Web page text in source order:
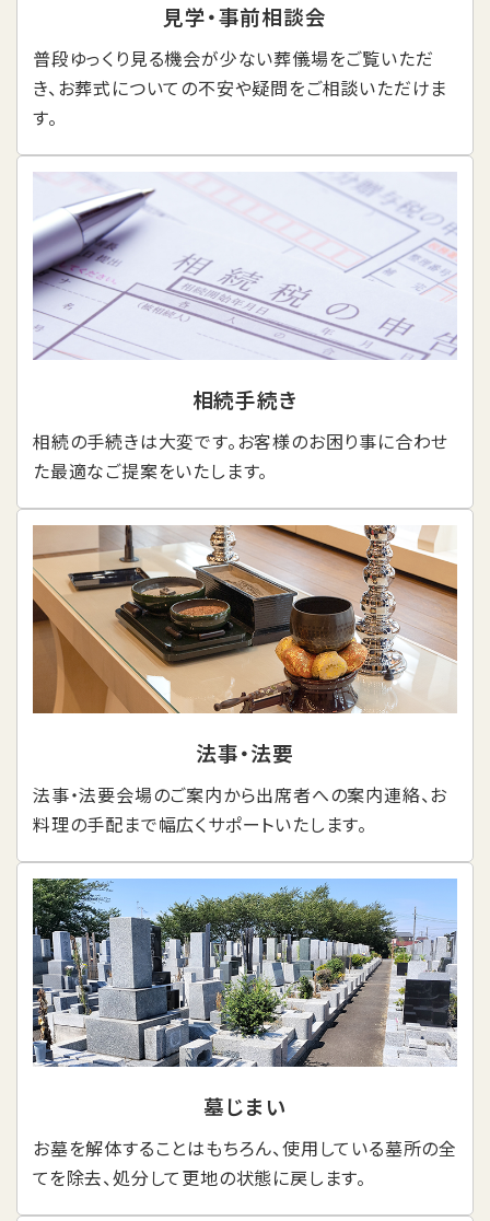
見学・事前相談会
普段ゆっくり見る機会が少ない葬儀場をご覧いただ
き、お葬式についての不安や疑問をご相談いただけま
す。
相続手続き
相続の手続きは大変です。お客様のお困り事に合わせ
た最適なご提案をいたします。
法事・法要
法事・法要会場のご案内から出席者への案内連絡、お
料理の手配まで幅広くサポートいたします。
墓じまい
お墓を解体することはもちろん、使用している墓所の全
てを除去、処分して更地の状態に戻します。